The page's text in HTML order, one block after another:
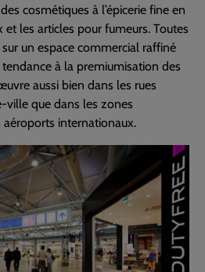
cosmétiques à l’épicerie fine en
et les articles pour fumeurs. Toutes
un espace commercial raffiné
à la premiumisation des
aussi bien dans les rues
ville que dans les zones
internationaux.